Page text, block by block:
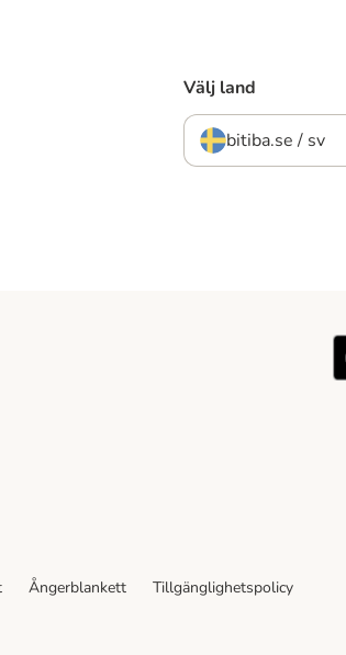
Välj land
bitiba.se / sv
Ångerblankett Tillgänglighetspolicy